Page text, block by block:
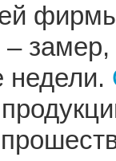
недели.